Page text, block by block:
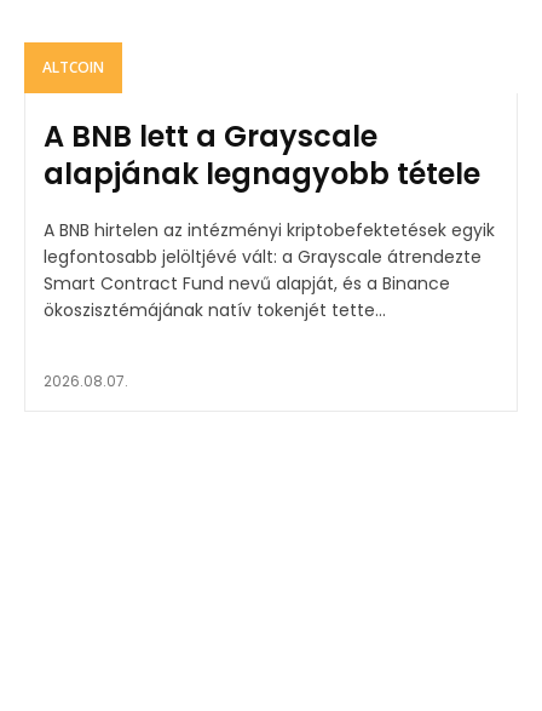
ALTCOIN
A BNB lett a Grayscale
alapjának legnagyobb tétele
A BNB hirtelen az intézményi kriptobefektetések egyik
legfontosabb jelöltjévé vált: a Grayscale átrendezte
Smart Contract Fund nevű alapját, és a Binance
ökoszisztémájának natív tokenjét tette...
2026.08.07.